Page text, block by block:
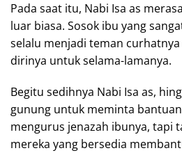
Pada saat itu, Nabi Isa as
luar biasa. Sosok ibu yang
selalu menjadi teman
dirinya untuk selama-lamanya.
Begitu sedihnya Nabi Isa as,
gunung untuk meminta
mengurus jenazah ibunya, tapi
mereka yang bersedia